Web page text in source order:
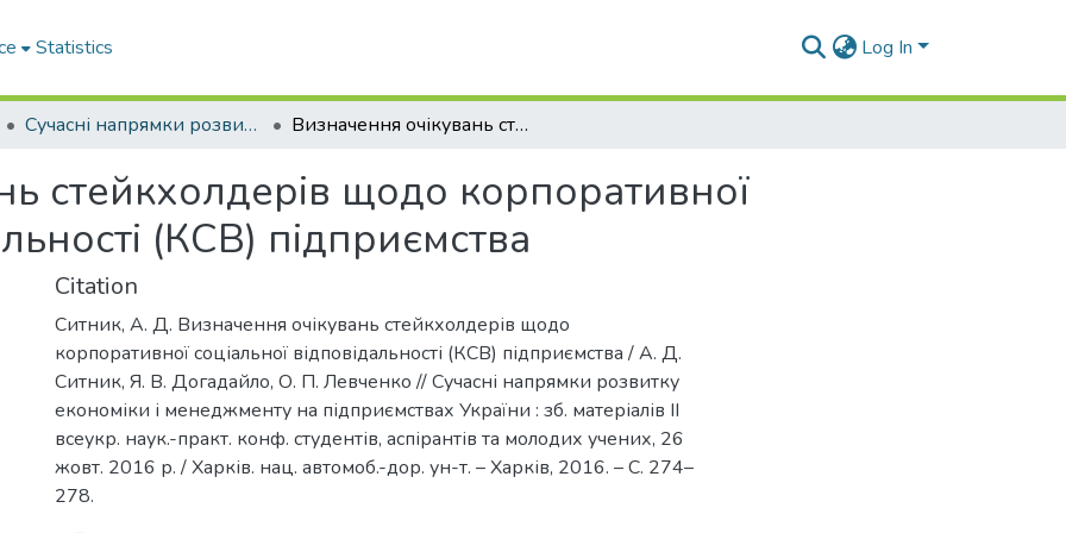
Statistics Log In
Сучасні напрямки розвитку економіки і менеджменту на підприємствах України Визначення очікувань стейкхолдерів щодо корпоративної соціальної відповідальності (КСВ) підприємства
стейкхолдерів щодо корпоративної
(КСВ) підприємства
Citation
Ситник, А. Д. Визначення очікувань стейкхолдерів щодо
корпоративної соціальної відповідальності (КСВ) підприємства / А. Д.
Ситник, Я. В. Догадайло, О. П. Левченко // Сучасні напрямки розвитку
економіки і менеджменту на підприємствах України : зб. матеріалів ІІ
всеукр. наук.-практ. конф. студентів, аспірантів та молодих учених, 26
жовт. 2016 р. / Харків. нац. автомоб.-дор. ун-т. – Харків, 2016. – С. 274–
278.